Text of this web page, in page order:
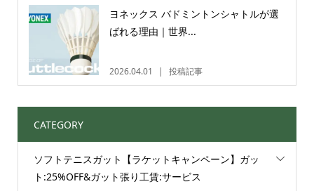
ヨネックス バドミントンシャトルが選
ばれる理由｜世界...
2026.04.01 投稿記事
CATEGORY
ソフトテニスガット【ラケットキャンペーン】ガッ
ト:25%OFF&ガット張り工賃:サービス